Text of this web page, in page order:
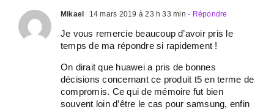
Mikael 14 mars 2019 à 23 h 33 min - Répondre
Je vous remercie beaucoup d’avoir pris le
temps de ma répondre si rapidement !
On dirait que huawei a pris de bonnes
décisions concernant ce produit t5 en terme de
compromis. Ce qui de mémoire fut bien
souvent loin d’être le cas pour samsung, enfin